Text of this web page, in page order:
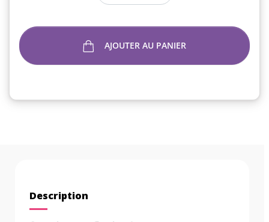
AJOUTER AU PANIER
Description